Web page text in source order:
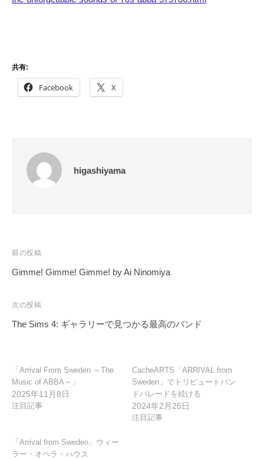
共有:
Facebook X
higashiyama
投
稿
ビ
ゲ
ョ
ン
前の投稿
Gimme! Gimme! Gimme! by Ai Ninomiya
次の投稿
The Sims 4: ギャラリーで見つかる最高のバンド
「Arrival From Sweden ～The
Music of ABBA～」
2025年11月8日
注目記事
CacheARTS「ARRIVAL from
Sweden」でトリビュートバン
ドパレードを続ける
2024年2月25日
注目記事
「Arrival from Sweden」ウィー
ラー・オペラ・ハウス